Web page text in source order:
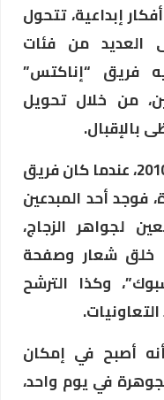
إبداعية، تتحول
العديد من فئات
فريق “إناكتس”
من خلال تحويل
بالإقبال.
أطلق مشروع “إبداع” في شتنبر 2010، عندما كان فريق
أحد المبدعين
لجواهر الزجاج،
خلق شعار وصفحة
وكذا الترشح
أصبح في إمكان
إنتاج أكثر من 400 مجوهرة في يوم واحد،